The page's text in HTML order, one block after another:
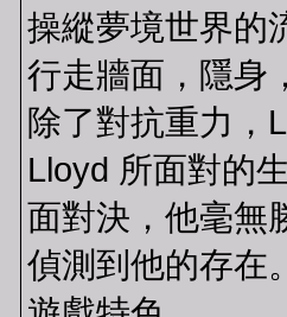
操縱夢境世界的
行走牆面，隱身
除了對抗重力，
Lloyd 所面對的
面對決，他毫無
偵測到他的存在